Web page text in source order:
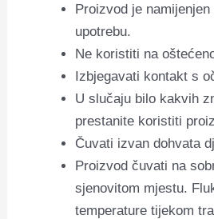
Proizvod je
upotrebu.
Ne koristiti na
Izbjegavati kontakt s
U slučaju bilo kakvih
prestanite koristiti
Čuvati izvan dohvata
Proizvod čuvati na
sjenovitom mjestu.
temperature tijekom